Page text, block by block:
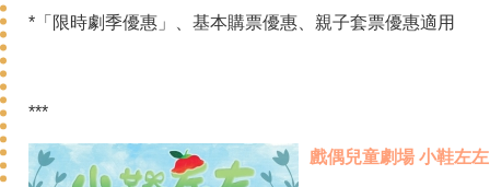
*「限時劇季優惠」、基本購票優惠、親子套票優惠適用
***
戲偶兒童劇場 小鞋左左